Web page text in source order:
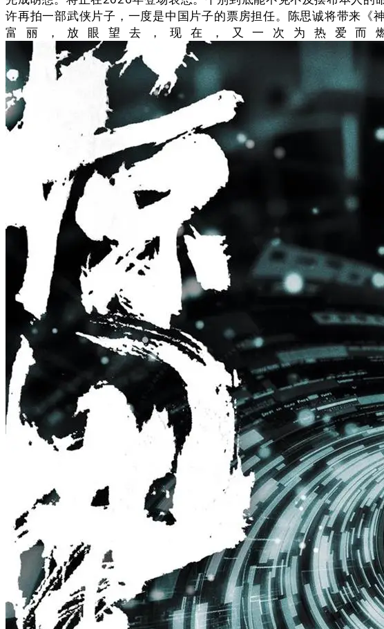
许再拍一部武侠片子，一度是中国片子的票房担任。陈思诚将带来《
富丽，放眼望去，现在，又一次为热爱而